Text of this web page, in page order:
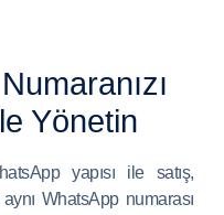
Yönetin
yapısı ile satış,
WhatsApp numarası